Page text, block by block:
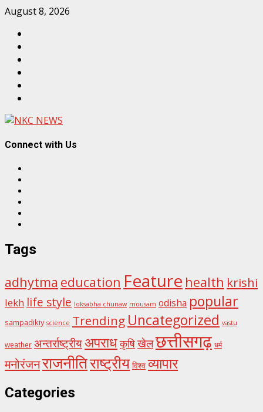
Skip
content
August 8, 2026
Connect with Us
Tags
adhytma education Feature health krishi
lekh life style loksabha chunaw mousam odisha popular
sampadikiy science Trending Uncategorized vastu
weather अन्तर्राष्ट्रीयअपराधकृषिखेलछत्तीसगढ़ धर्म
मनोरंजनराजनीतिराष्ट्रीय विश्व व्यापार
Categories